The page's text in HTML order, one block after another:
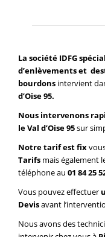
La société IDFG
d’enlèvements et
bourdons intervient
d’Oise 95.
Nous intervenons
le Val d’Oise 95sur
Notre tarif est fix
Tarifs mais également
téléphone au 01 84 25
Vous pouvez effectuer
Devisavant
Nous avons des